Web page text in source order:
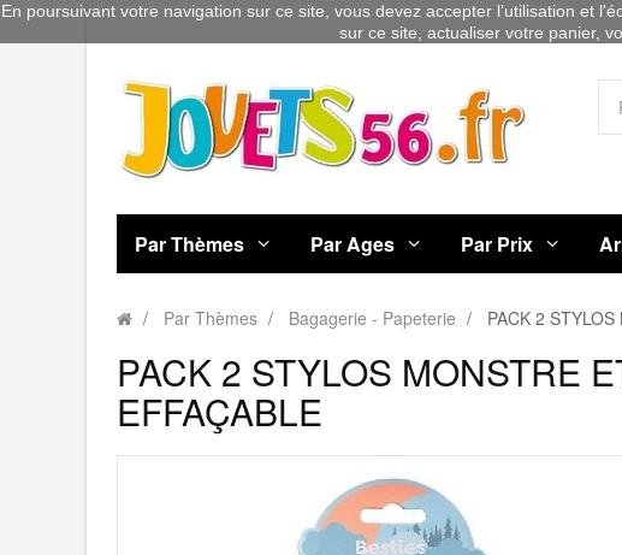
Par Thèmes Par Ages Par Prix
Par Thèmes Bagagerie - Papeterie PACK 2
PACK 2 STYLOS MONSTRE
EFFAÇABLE
En poursuivant votre navigation sur ce site, vous devez accepter l’utilisation et
sur ce site, actualiser votre panier,